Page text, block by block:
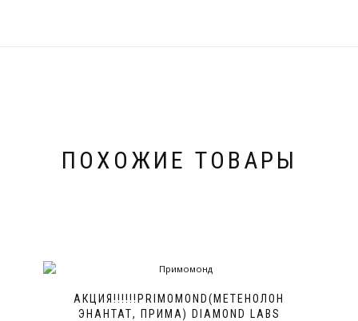
ПОХОЖИЕ ТОВАРЫ
АКЦИЯ!!!!!!PRIMOMOND(МЕТЕНОЛОН
ЭНАНТАТ, ПРИМА) DIAMOND LABS